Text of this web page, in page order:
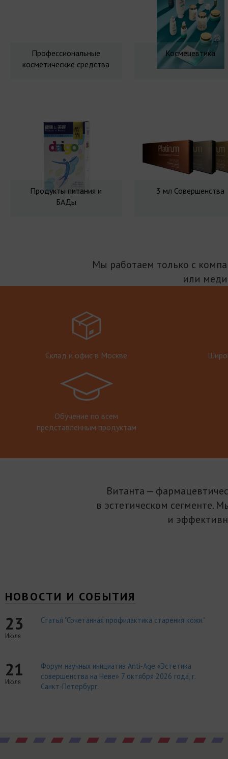
Профессиональные
косметические средства
Космецевтика
Продукты питания и
БАДы
3 мл Совершенства
Мы работаем только с
или
Склад и офис в Москве
Обучение по всем
представленным продуктам
Витанта —
в эстетическом сегменте.
и
НОВОСТИ И СОБЫТИЯ
23
Июля
Статья "Сочетанная профилактика старения кожи."
21
Июля
Форум научных инициатив Anti-Age «Эстетика
совершенства на Неве» 7 октября 2026 года, г.
Санкт-Петербург.